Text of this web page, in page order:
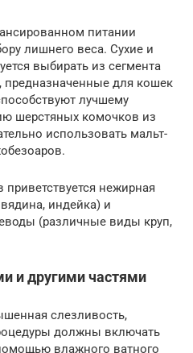
питании
лишнего веса. Сухие и
выбирать из сегмента
предназначенные для кошек
лучшему
шерстяных комочков из
использовать мальт-
нежирная
индейка) и
(различные виды круп,
и другими частями
слезливость,
должны включать
влажного ватного